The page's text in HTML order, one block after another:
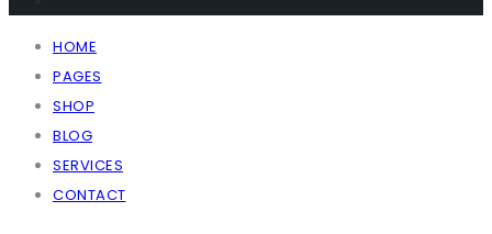
HOME
PAGES
SHOP
BLOG
SERVICES
CONTACT